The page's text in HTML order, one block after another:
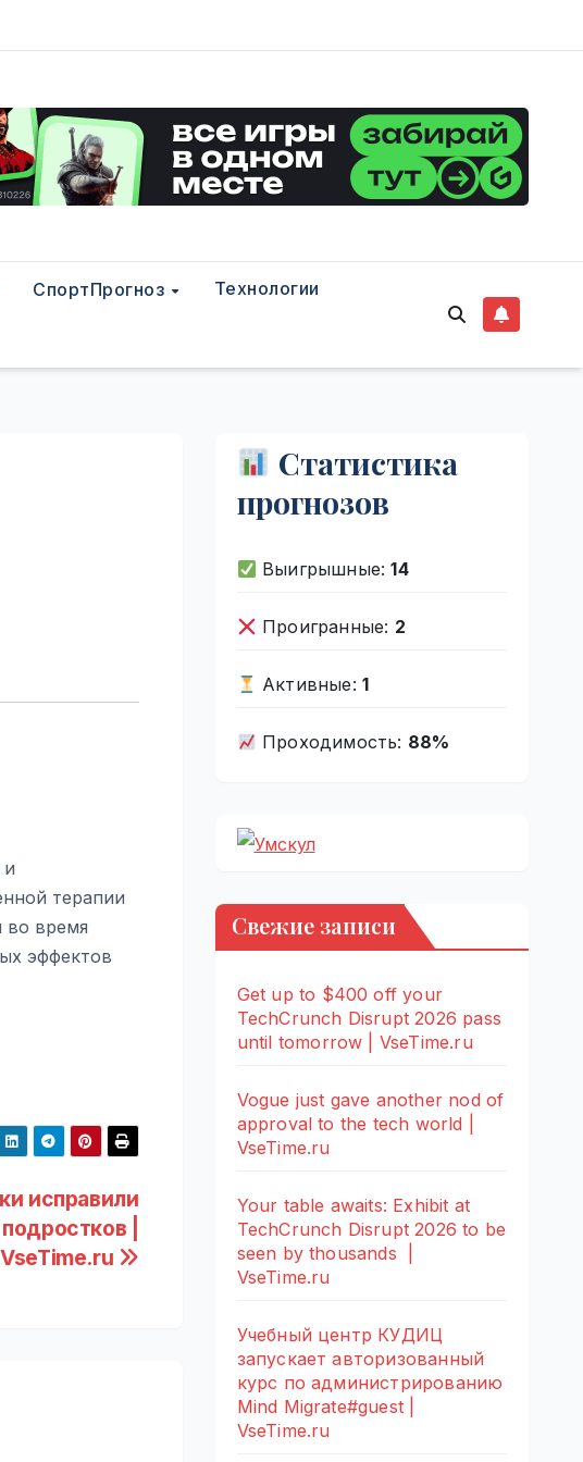
СпортПрогноз Технологии
и
терапии
во время
эффектов
исправили
|
VseTime.ru
Статистика
прогнозов
Выигрышные:14
Проигранные: 2
Активные: 1
Проходимость: 88%
Свежие записи
Get up to $400 off your
TechCrunch Disrupt 2026 pass
until tomorrow | VseTime.ru
Vogue just gave another nod of
approval to the tech world |
VseTime.ru
Your table awaits: Exhibit at
TechCrunch Disrupt 2026 to be
seen by thousands |
VseTime.ru
Учебный центр КУДИЦ
запускает авторизованный
курс по администрированию
Mind Migrate#guest |
VseTime.ru